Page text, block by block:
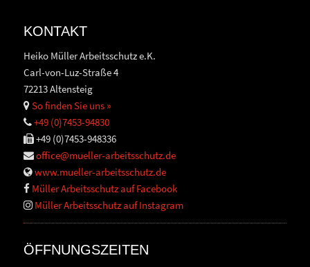
KONTAKT
Heiko Müller Arbeitsschutz e.K.
Carl-von-Luz-Straße 4
72213 Altensteig
So finden Sie uns »
+49 (0)7453-94830
+49 (0)7453-948336
office@mueller-arbeitsschutz.de
www.mueller-arbeitsschutz.de
Müller Arbeitsschutz auf Facebook
Müller Arbeitsschutz auf Instagram
ÖFFNUNGSZEITEN